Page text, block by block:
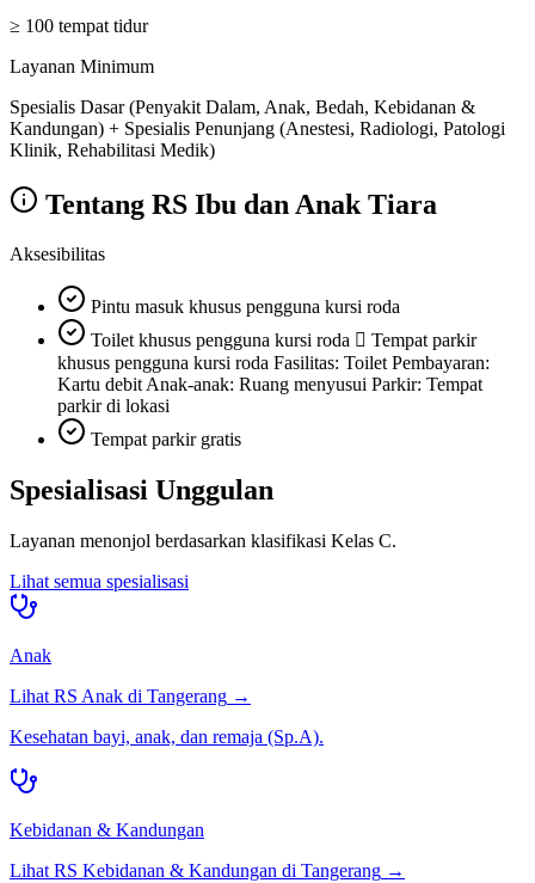
≥ 100 tempat tidur
Layanan Minimum
Spesialis Dasar (Penyakit Dalam, Anak, Bedah, Kebidanan &
Kandungan) + Spesialis Penunjang (Anestesi, Radiologi, Patologi
Klinik, Rehabilitasi Medik)
Tentang RS Ibu dan Anak Tiara
Aksesibilitas
Pintu masuk khusus pengguna kursi roda
Toilet khusus pengguna kursi roda  Tempat parkir
khusus pengguna kursi roda Fasilitas: Toilet Pembayaran:
Kartu debit Anak-anak: Ruang menyusui Parkir: Tempat
parkir di lokasi
Tempat parkir gratis
Spesialisasi Unggulan
Layanan menonjol berdasarkan klasifikasi Kelas C.
Lihat semua spesialisasi
Anak
Lihat RS Anak di Tangerang →
Kesehatan bayi, anak, dan remaja (Sp.A).
Kebidanan & Kandungan
Lihat RS Kebidanan & Kandungan di Tangerang →